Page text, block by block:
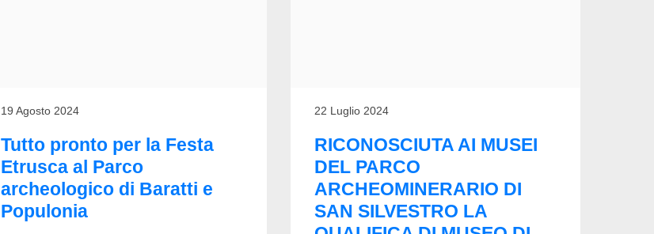
19 Agosto 2024
Tutto pronto per la Festa
Etrusca al Parco
archeologico di Baratti e
Populonia
22 Luglio 2024
RICONOSCIUTA AI MUSEI
DEL PARCO
ARCHEOMINERARIO DI
SAN SILVESTRO LA